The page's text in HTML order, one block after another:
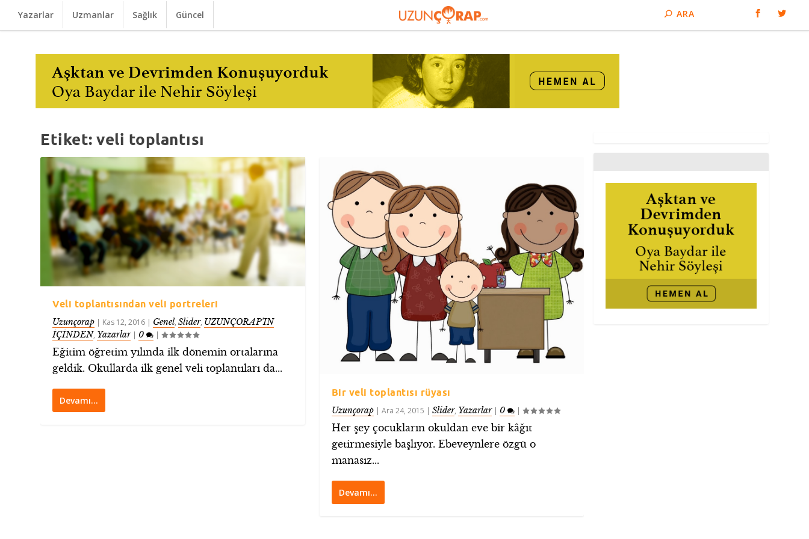
Yazarlar Uzmanlar Sağlık Güncel
Etiket:veli toplantısı
Veli toplantısından veli portreleri
Uzunçorap | Kas 12, 2016 | Genel,Slider, UZUNÇORAP’IN
İÇİNDEN, Yazarlar| 0 |
Eğitim öğretim yılında ilk dönemin ortalarına
geldik. Okullarda ilk genel veli toplantıları da...
Devamı…
Bir veli toplantısı rüyası
Uzunçorap| Ara 24, 2015 | Slider, Yazarlar| 0 |
Her şey çocukların okuldan eve bir kâğıt
getirmesiyle başlıyor. Ebeveynlere özgü o
manasız...
Devamı…